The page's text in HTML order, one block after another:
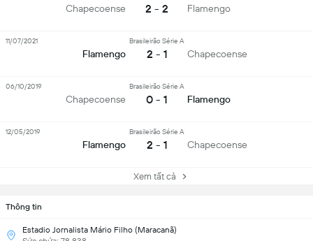
Thông tin
Estadio Jornalista Mário Filho (Maracanã)
Chapecoense 2 - 2 Flamengo
Flamengo
Brasileirão Série A
2 - 1 Chapecoense
11/07/2021
Chapecoense
Brasileirão Série A
0 - 1 Flamengo
06/10/2019
Flamengo
Brasileirão Série A
2 - 1 Chapecoense
12/05/2019
Xem tất cả